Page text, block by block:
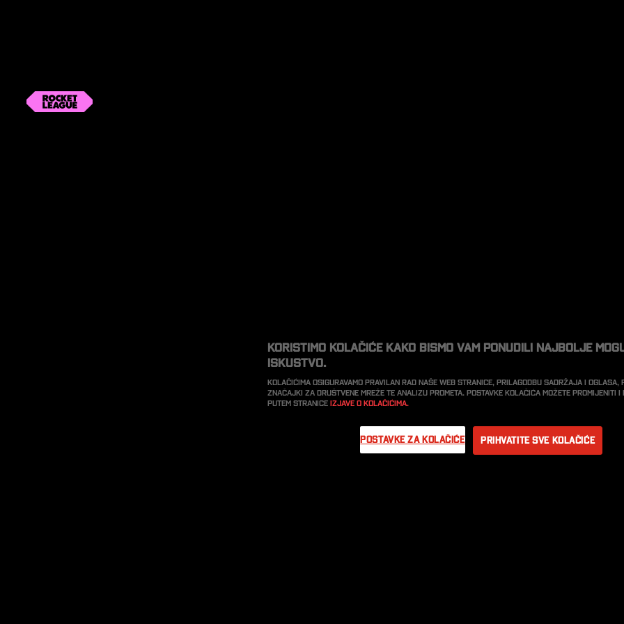
Koristimo kolačiće kako bismo vam ponudili najbolje
iskustvo.
Kolačićima osiguravamo pravilan rad naše web stranice, prilagodbu sadržaja i oglasa,
značajki za društvene mreže te analizu prometa. Postavke kolačića možete promijeniti i
putem stranice Izjave o kolačićima.
Postavke za kolačiće Prihvatite sve kolačiće